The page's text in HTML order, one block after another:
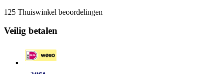
125 Thuiswinkel beoordelingen
Veilig betalen